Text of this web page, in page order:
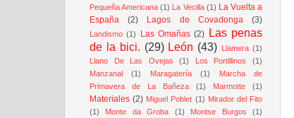
Pequeña Americana (1) La Vecilla (1) La Vuelta a
España
(2) Lagos de Covadonga (3)
Landismo (1) Las Omañas (2) Las penas
de la bici. (29) León (43) Llamera (1)
Llano De Las Ovejas
(1) Los Portillinos
(1)
Manzanal
(1) Maragatería (1)
Marcha de
Primavera de La Bañeza
(1) Marmotte (1)
Materiales (2) Miguel Poblet (1) Mirador del Fito
(1)
Monte da Groba (1) Montse Burgos
(1)